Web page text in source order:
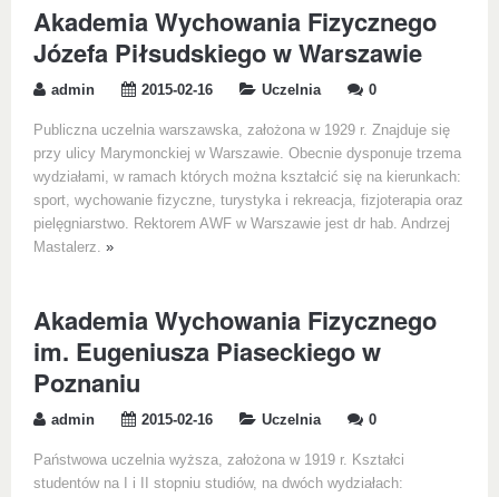
Akademia Wychowania Fizycznego
Józefa Piłsudskiego w Warszawie
admin 2015-02-16 Uczelnia 0
Publiczna uczelnia warszawska, założona w 1929 r. Znajduje się
przy ulicy Marymonckiej w Warszawie. Obecnie dysponuje trzema
wydziałami, w ramach których można kształcić się na kierunkach:
sport, wychowanie fizyczne, turystyka i rekreacja, fizjoterapia oraz
pielęgniarstwo. Rektorem AWF w Warszawie jest dr hab. Andrzej
Mastalerz. »
Akademia Wychowania Fizycznego
im. Eugeniusza Piaseckiego w
Poznaniu
admin 2015-02-16 Uczelnia 0
Państwowa uczelnia wyższa, założona w 1919 r. Kształci
studentów na I i II stopniu studiów, na dwóch wydziałach: